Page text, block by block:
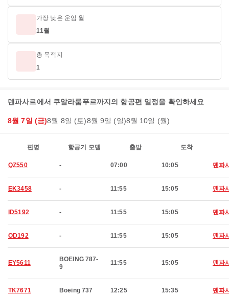
가장 낮은 운임 월
11월
총 목적지
1
덴파사르에서 쿠알라룸푸르까지의 항공편 일정을 확인하세요
8월 7일 (금)8월 8일 (토)8월 9일 (일)8월 10일 (월)
편명 항공기 모델 출발 도착
QZ550 - 07:00 10:05 덴파
EK3458 - 11:55 15:05 덴파
ID5192 - 11:55 15:05 덴파
OD192 - 11:55 15:05 덴파
EY5611
BOEING 787-
9
11:55 15:05 덴파
TK7671 Boeing 737 12:25 15:35 덴파